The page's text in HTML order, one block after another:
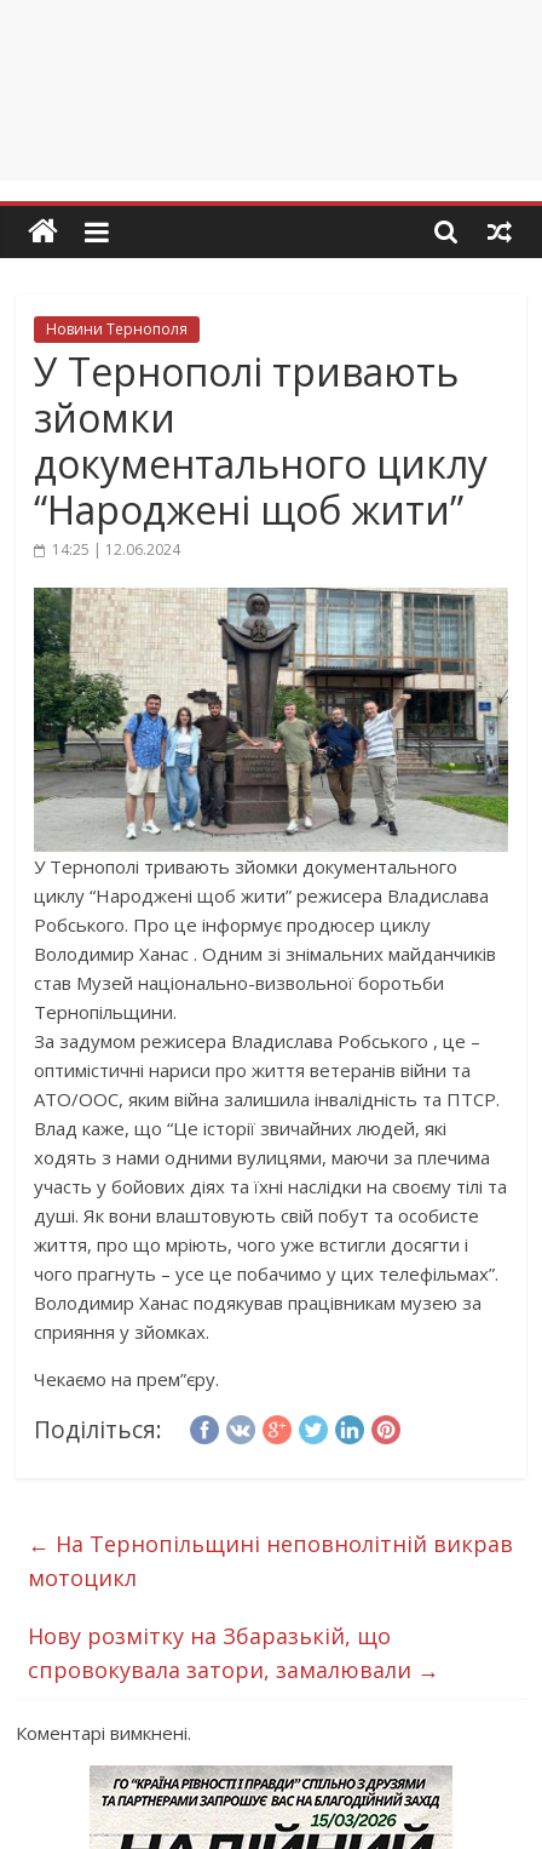
Новини Тернополя
У Тернополі тривають
зйомки
документального циклу
“Народжені щоб жити”
14:25 | 12.06.2024
У Тернополі тривають зйомки документального
циклу “Народжені щоб жити” режисера Владислава
Робського. Про це інформує продюсер циклу
Володимир Ханас . Одним зі знімальних майданчиків
став Музей національно-визвольної боротьби
Тернопільщини.
За задумом режисера Владислава Робського , це –
оптимістичні нариси про життя ветеранів війни та
АТО/ООС, яким війна залишила інвалідність та ПТСР.
Влад каже, що “Це історії звичайних людей, які
ходять з нами одними вулицями, маючи за плечима
участь у бойових діях та їхні наслідки на своєму тілі та
душі. Як вони влаштовують свій побут та особисте
життя, про що мріють, чого уже встигли досягти і
чого прагнуть – усе це побачимо у цих телефільмах”.
Володимир Ханас подякував працівникам музею за
сприяння у зйомках.
Чекаємо на прем”єру.
Поділіться:
← На Тернопільщині неповнолітній викрав
мотоцикл
Нову розмітку на Збаразькій, що
спровокувала затори, замалювали →
Коментарі вимкнені.